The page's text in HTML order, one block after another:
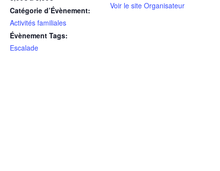
Catégorie d’Évènement:
Activités familiales
Évènement Tags:
Escalade
Voir le site Organisateur